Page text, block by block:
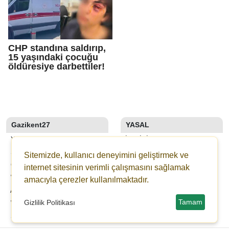
CHP standına saldırıp,
15 yaşındaki çocuğu
öldüresiye darbettiler!
Gazikent27
YAZARLAR
SON DAKİKA
GALERİLER
WEBTV
ANKETLER
WİKİ
ŞEHİR REHBERİ
YASAL
İLETIŞIM
KÜNYE
YAYIN İLKELERI
KURALLAR
KULLANICI SÖZLEŞMESI
Sitemizde, kullanıcı deneyimini geliştirmek ve
internet sitesinin verimli çalışmasını sağlamak
amacıyla çerezler kullanılmaktadır.
Gizlilik Politikası Tamam